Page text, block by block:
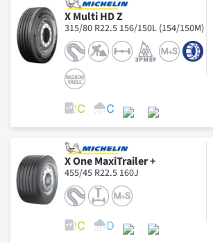
X Multi HD Z
315/80 R22.5 156/150L (154/150M)
X One MaxiTrailer +
455/45 R22.5 160J